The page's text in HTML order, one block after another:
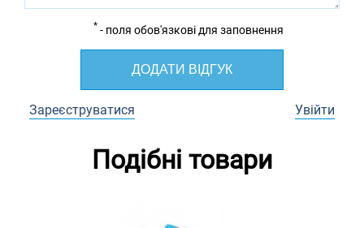
* - поля обов'язкові для заповнення
ДОДАТИ ВІДГУК
Зареєструватися Увійти
Подібні товари